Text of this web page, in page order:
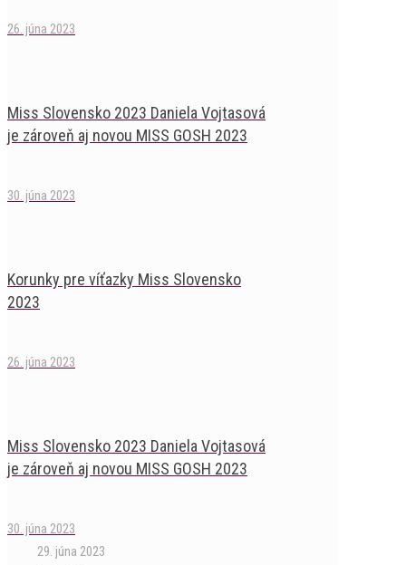
26. júna 2023
Miss Slovensko 2023 Daniela Vojtasová
je zároveň aj novou MISS GOSH 2023
30. júna 2023
Korunky pre víťazky Miss Slovensko
2023
26. júna 2023
Miss Slovensko 2023 Daniela Vojtasová
je zároveň aj novou MISS GOSH 2023
30. júna 2023
29. júna 2023